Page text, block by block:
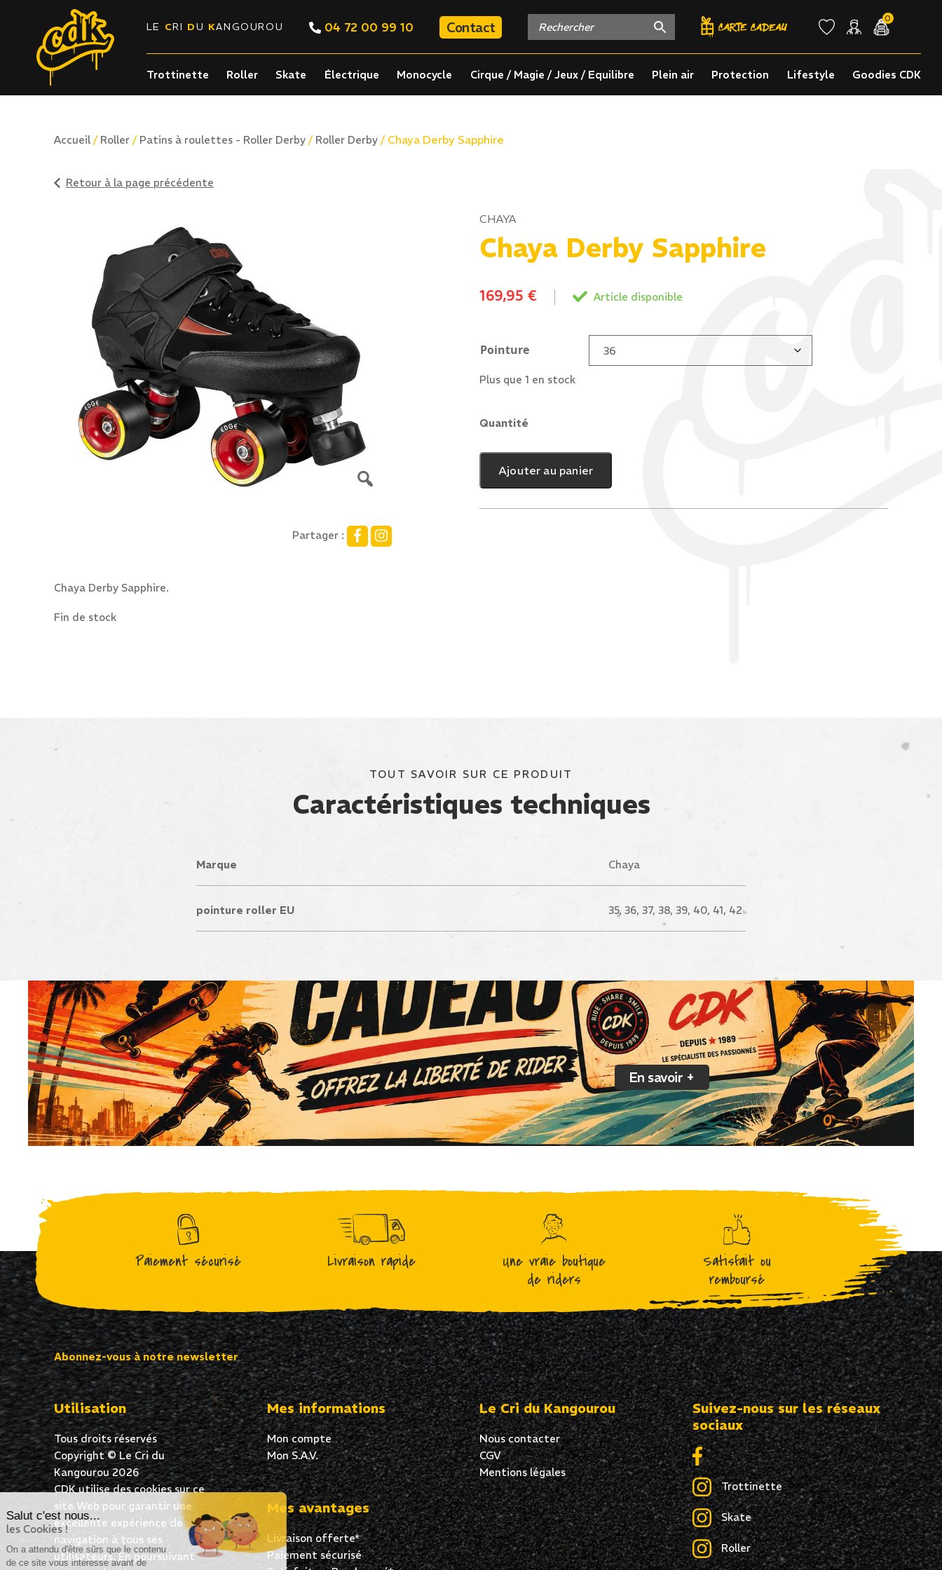
Salut c'est nous...
les Cookies !
On a attendu d'être sûrs que le contenu
de ce site vous intéresse avant de
LE CRI DU KANGOUROU 04 72 00 99 10 Contact
0
Trottinette Roller Skate Électrique Monocycle Cirque / Magie / Jeux / Equilibre Plein air Protection Lifestyle Goodies CDK
Accueil / Roller / Patins à roulettes - Roller Derby / Roller Derby / Chaya Derby Sapphire
Retour à la page précédente
Partager :
CHAYA
Chaya Derby Sapphire
169,95 € Article disponible
Pointure
Plus que 1 en stock
Quantité
quantité
Chaya
Derby
Ajouter au panier
Chaya Derby Sapphire.
Fin de stock
TOUT SAVOIR SUR CE PRODUIT
Caractéristiques techniques
Marque Chaya
pointure roller EU 35, 36, 37, 38, 39, 40, 41, 42
En savoir +
Paiement sécurisé Livraison rapide
Une vraie boutique
de riders
Satisfait ou
remboursé
Abonnez-vous à notre newsletter
Utilisation
Tous droits réservés
Copyright © Le Cri du
Kangourou 2026
CDK utilise des cookies sur ce
site Web pour garantir une
excellente expérience de
navigation à tous ses
utilisateurs. En poursuivant
Mes informations
Mon compte
Mon S.A.V.
Mes avantages
Livraison offerte*
Paiement sécurisé
Le Cri du Kangourou
Nous contacter
CGV
Mentions légales
Suivez-nous sur les réseaux
sociaux
Trottinette
Skate
Roller